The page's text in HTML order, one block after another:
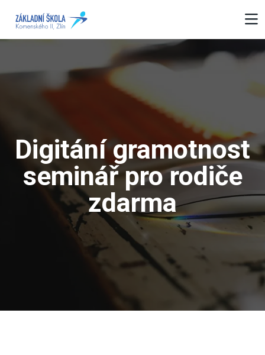
Digitání gramotnost
seminář pro rodiče
zdarma